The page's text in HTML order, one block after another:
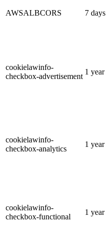
AWSALBCORS 7 days
cookielawinfo-
checkbox-advertisement
1 year
cookielawinfo-
checkbox-analytics
1 year
cookielawinfo-
checkbox-functional
1 year